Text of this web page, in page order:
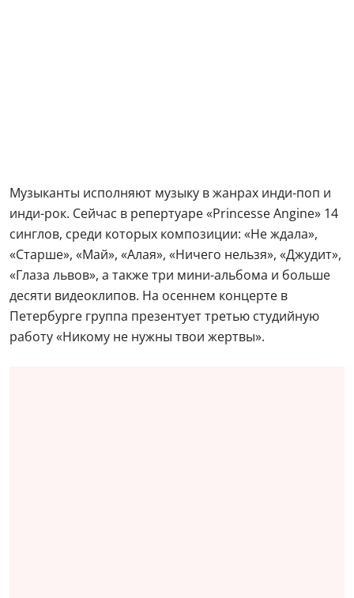
Музыканты исполняют музыку в жанрах инди-поп и
инди-рок. Сейчас в репертуаре «Princesse Angine» 14
синглов, среди которых композиции: «Не ждала»,
«Старше», «Май», «Алая», «Ничего нельзя», «Джудит»,
«Глаза львов», а также три мини-альбома и больше
десяти видеоклипов. На осеннем концерте в
Петербурге группа презентует третью студийную
работу «Никому не нужны твои жертвы».